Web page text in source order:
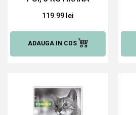
CAINI
119.99 lei
ADAUGA IN COS